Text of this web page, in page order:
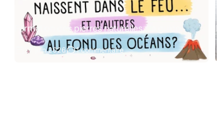
Formation des pierres naturelles : le guide
27 juin 2026 1 commentaire